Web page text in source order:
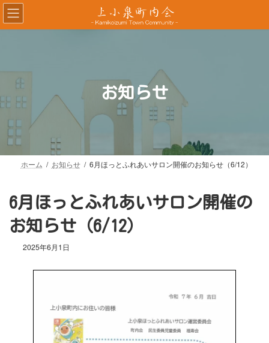
コ
ン
テ
ッ
ナ
ビ
ゲ
移
お知らせ
ホーム お知らせ 6月ほっとふれあいサロン開催のお知らせ（6/12）
6月ほっとふれあいサロン開催の
お知らせ（6/12）
2025年6月1日